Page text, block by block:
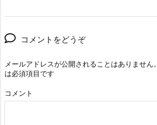
コメントをどうぞ
メールアドレスが公開されることはありません。
は必須項目です
コメント